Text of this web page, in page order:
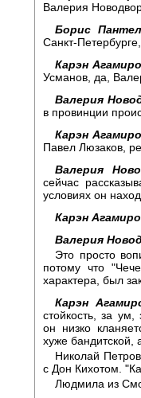
Валерия
Борис
Санкт-
Карэн
Усманов, да,
Валерия
в провинции
Карэн
Павел Люзаков,
Валерия
сейчас
условиях он
Карэн
Валерия
Это просто
потому что
характера, был
Карэн
стойкость, за
он низко
хуже
Николай
с Дон Кихотом.
Людмила из